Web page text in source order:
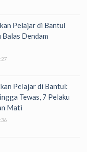
Pelajar di Bantul
Dendam
Pelajar di Bantul:
Tewas, 7 Pelaku
Mati